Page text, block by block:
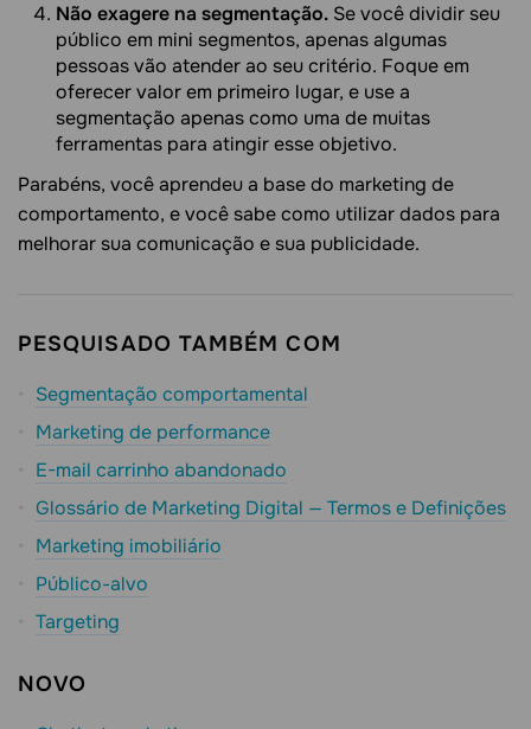
Não exagere na segmentação. Se você dividir seu
público em mini segmentos, apenas algumas
pessoas vão atender ao seu critério. Foque em
oferecer valor em primeiro lugar, e use a
segmentação apenas como uma de muitas
ferramentas para atingir esse objetivo.
Parabéns, você aprendeu a base do marketing de
comportamento, e você sabe como utilizar dados para
melhorar sua comunicação e sua publicidade.
PESQUISADO TAMBÉM COM
Segmentação comportamental
Marketing de performance
E-mail carrinho abandonado
Glossário de Marketing Digital — Termos e Definições
Marketing imobiliário
Público-alvo
Targeting
NOVO